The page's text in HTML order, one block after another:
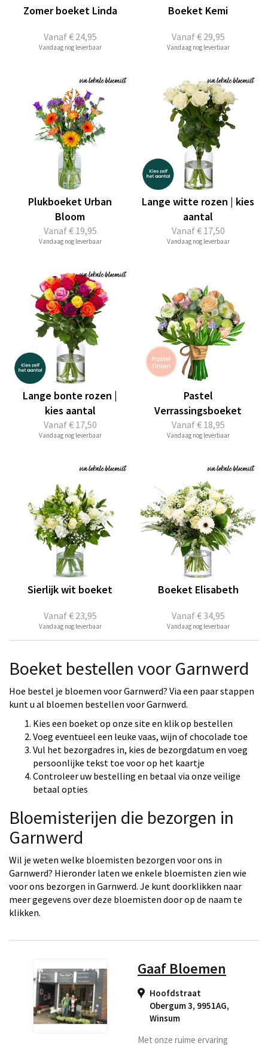
Vanaf€ 24,95
Zomer boeket Linda
Vandaag nog leverbaar
Vanaf€ 29,95
Boeket Kemi
Vandaag nog leverbaar
Vanaf€ 19,95
Plukboeket Urban
Bloom
Vandaag nog leverbaar
Vanaf€ 17,50
Lange witte rozen | kies
aantal
Vandaag nog leverbaar
Vanaf€ 17,50
Lange bonte rozen |
kies aantal
Vandaag nog leverbaar
Vanaf€ 18,95
Pastel
Verrassingsboeket
Vandaag nog leverbaar
Vanaf€ 23,95
Sierlijk wit boeket
Vandaag nog leverbaar
Vanaf€ 34,95
Boeket Elisabeth
Vandaag nog leverbaar
Boeket bestellen voor Garnwerd
Hoe bestel je bloemen voor Garnwerd? Via een paar stappen
kunt u al bloemen bestellen voor Garnwerd.
Kies een boeket op onze site en klik op bestellen
Voeg eventueel een leuke vaas, wijn of chocolade toe
Vul het bezorgadres in, kies de bezorgdatum en voeg
persoonlijke tekst toe voor op het kaartje
Controleer uw bestelling en betaal via onze veilige
betaal opties
Bloemisterijen die bezorgen in
Garnwerd
Wil je weten welke bloemisten bezorgen voor ons in
Garnwerd? Hieronder laten we enkele bloemisten zien wie
voor ons bezorgen in Garnwerd. Je kunt doorklikken naar
meer gegevens over deze bloemisten door op de naam te
klikken.
Gaaf Bloemen
Hoofdstraat
Obergum 3, 9951AG,
Winsum
Met onze ruime ervaring